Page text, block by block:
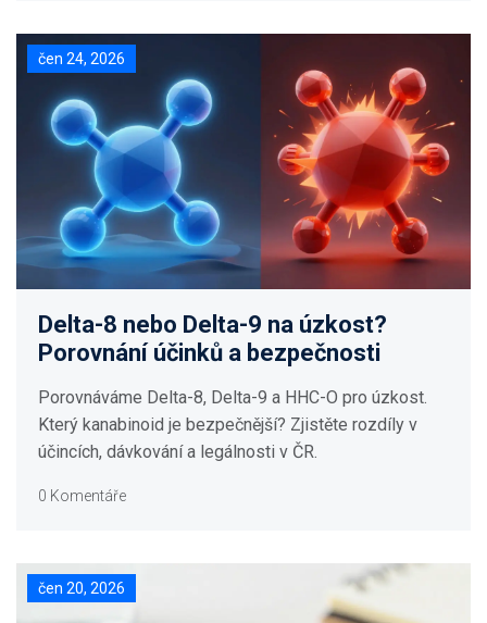
čen 24, 2026
Delta-8 nebo Delta-9 na úzkost?
Porovnání účinků a bezpečnosti
Porovnáváme Delta-8, Delta-9 a HHC-O pro úzkost.
Který kanabinoid je bezpečnější? Zjistěte rozdíly v
účincích, dávkování a legálnosti v ČR.
0 Komentáře
čen 20, 2026